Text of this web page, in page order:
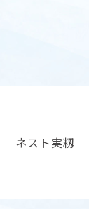
ネスト実籾